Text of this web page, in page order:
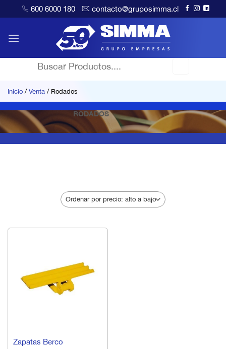
al
600 6000 180 contacto@gruposimma.cl
Buscar
Inicio / Venta / Rodados
RODADOS
Zapatas Berco